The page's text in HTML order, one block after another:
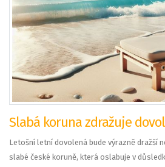
Slabá koruna zdražuje
Letošní letní dovolená bude výrazně dražší
slabé české koruně, která oslabuje v